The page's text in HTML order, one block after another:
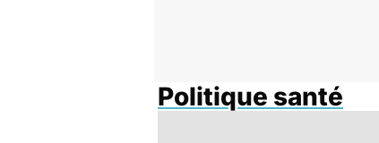
Politique santé